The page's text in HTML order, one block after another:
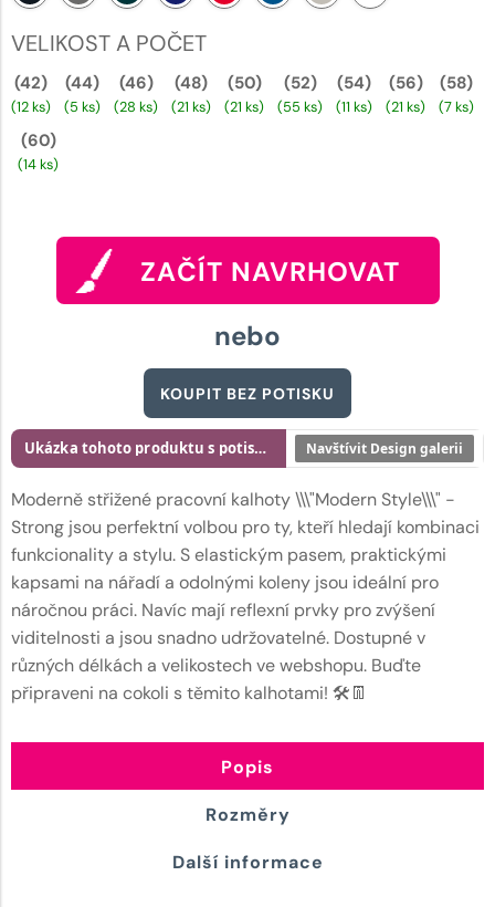
VELIKOST A POČET
(42)
(12 ks)
(44)
(5 ks)
(46)
(28 ks)
(48)
(21 ks)
(50)
(21 ks)
(52)
(55 ks)
(54)
(11 ks)
(56)
(21 ks)
(58)
(7 ks)
(60)
(14 ks)
ZAČÍT NAVRHOVAT
nebo
KOUPIT BEZ POTISKU
Moderně střižené pracovní kalhoty \\\"Modern Style\\\" -
Strong jsou perfektní volbou pro ty, kteří hledají kombinaci
funkcionality a stylu. S elastickým pasem, praktickými
kapsami na nářadí a odolnými koleny jsou ideální pro
náročnou práci. Navíc mají reflexní prvky pro zvýšení
viditelnosti a jsou snadno udržovatelné. Dostupné v
různých délkách a velikostech ve webshopu. Buďte
připraveni na cokoli s těmito kalhotami! 🛠️👖
Ukázka tohoto produktu s potiskem Navštívit Design galerii
Popis
Rozměry
Další informace